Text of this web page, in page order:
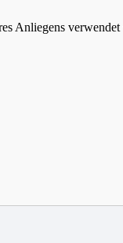
Anliegens